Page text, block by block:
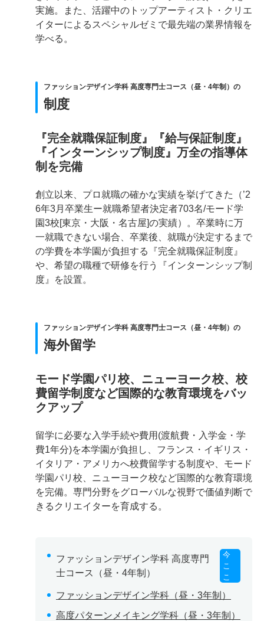
実施。また、活躍中のトップアーティスト・クリエ
イターによるスペシャルゼミで最先端の業界情報を
学べる。
ファッションデザイン学科 高度専門士コース（昼・4年制）の
制度
『完全就職保証制度』『給与保証制度』
『インターンシップ制度』万全の指導体
制を完備
創立以来、プロ就職の確かな実績を挙げてきた（’2
6年3月卒業生ー就職希望者決定者703名/モード学
園3校[東京・大阪・名古屋]の実績）。卒業時に万
一就職できない場合、卒業後、就職が決定するまで
の学費を本学園が負担する『完全就職保証制度』
や、希望の職種で研修を行う『インターンシップ制
度』を設置。
ファッションデザイン学科 高度専門士コース（昼・4年制）の
海外留学
モード学園パリ校、ニューヨーク校、校
費留学制度など国際的な教育環境をバッ
クアップ
留学に必要な入学手続や費用(渡航費・入学金・学
費1年分)を本学園が負担し、フランス・イギリス・
イタリア・アメリカへ校費留学する制度や、モード
学園パリ校、ニューヨーク校など国際的な教育環境
を完備。専門分野をグローバルな視野で価値判断で
きるクリエイターを育成する。
ファッションデザイン学科 高度専門
士コース（昼・4年制）
今
こ
こ
ファッションデザイン学科（昼・3年制）
高度パターンメイキング学科（昼・3年制）